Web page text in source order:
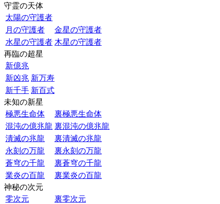
守霊の天体
太陽の守護者
月の守護者
金星の守護者
水星の守護者 木星の守護者
再臨の超星
新億兆
新凶兆 新万寿
新千手 新百式
未知の新星
極悪生命体
裏極悪生命体
混沌の億兆龍 裏混沌の億兆龍
潰滅の兆龍
裏潰滅の兆龍
永刻の万龍
裏永刻の万龍
蒼穹の千龍
裏蒼穹の千龍
業炎の百龍
裏業炎の百龍
神秘の次元
零次元
裏零次元